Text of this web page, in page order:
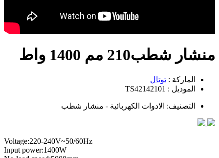
منشار شطب210 مم 1400 واط
الماركة : توتال
الموديل : TS42142101
التصنيف: الادوات الكهربائية - منشار شطب
Voltage:220-240V~50/60Hz
Input power:1400W